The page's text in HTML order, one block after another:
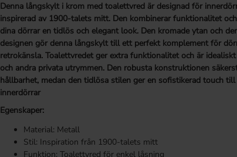
Denna långskylt i krom med toalettvred är designad för
inspirerad av 1900-talets mitt. Den kombinerar funktionalitet
dina dörrar en tidlös och elegant look. Den kromade ytan och
designen gör denna långskylt till ett perfekt komplement för
retrokänsla. Toalettvredet ger extra funktionalitet och är
och andra privata utrymmen. Den robusta konstruktionen
hållbarhet, medan den tidlösa stilen ger en sofistikerad touch till
innerdörrar
Egenskaper:
Material: Metall
Stil: Inspiration från 1900-talets mitt
Funktion: Toalettvred för enkel låsning